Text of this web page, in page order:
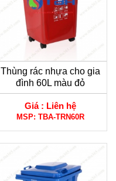
Thùng rác nhựa cho gia
đình 60L màu đỏ
Giá : Liên hệ
MSP: TBA-TRN60R